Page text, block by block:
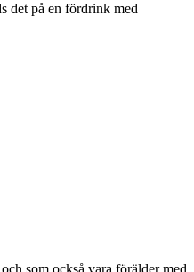
det på en fördrink med
som också vara förälder med